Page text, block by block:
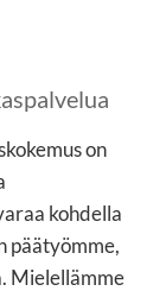
on
kohdella
päätyömme,
Mielellämme